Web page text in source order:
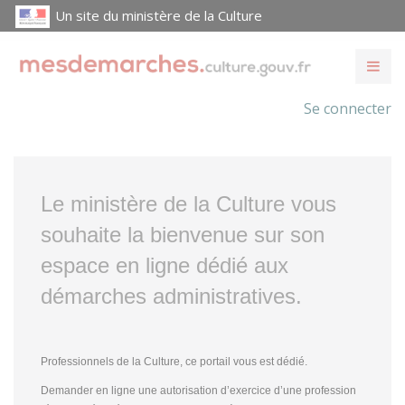
Un site du ministère de la Culture
Se connecter
Le ministère de la Culture vous
souhaite la bienvenue sur son
espace en ligne dédié aux
démarches administratives.
Professionnels de la Culture, ce portail vous est dédié.
Demander en ligne une autorisation d’exercice d’une profession